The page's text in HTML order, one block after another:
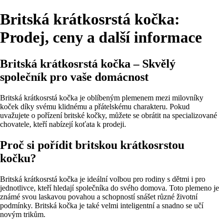
Britská krátkosrstá kočka:
Prodej, ceny a další informace
Britská krátkosrstá kočka – Skvělý
společník pro vaše domácnost
Britská krátkosrstá kočka je oblíbeným plemenem mezi milovníky
koček díky svému klidnému a přátelskému charakteru. Pokud
uvažujete o pořízení britské kočky, můžete se obrátit na specializované
chovatele, kteří nabízejí koťata k prodeji.
Proč si pořídit britskou krátkosrstou
kočku?
Britská krátkosrstá kočka je ideální volbou pro rodiny s dětmi i pro
jednotlivce, kteří hledají společníka do svého domova. Toto plemeno je
známé svou laskavou povahou a schopností snášet různé životní
podmínky. Britská kočka je také velmi inteligentní a snadno se učí
novým trikům.